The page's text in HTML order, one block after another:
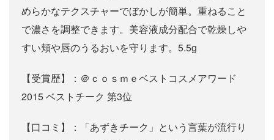
めらかなテクスチャーでぼかしが簡単。重ねること
で濃さを調整できます。美容液成分配合で乾燥しや
すい頬や唇のうるおいを守ります。5.5g
【受賞歴】：＠ｃｏｓｍｅベストコスメアワード
2015 ベストチーク 第3位
【口コミ】：「あずきチーク」という言葉が流行り